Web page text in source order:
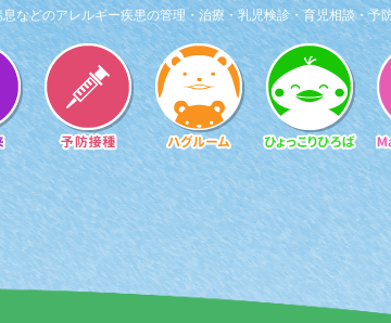
などのアレルギー疾患の管理・治療・乳児検診・育児相談・予